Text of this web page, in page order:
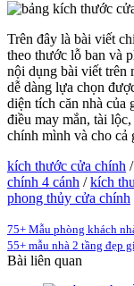
Trên đây là bài viết
theo thước lỗ ban và
nội dụng bài viết trên
dễ dàng lựa chọn
diện tích căn nhà
điều may mắn, tài
chính mình và cho cả
kích thước cửa chính /
chính 4 cánh /kích
phong thủy cửa chính
75+ Mẫu phòng khách
55+ mẫu nhà 2 tầng đẹp
Bài liên quan